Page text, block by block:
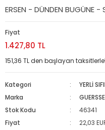
ERSEN - DÜNDEN BUGÜNE -
Fiyat
1.427,80 TL
151,36 TL den başlayan
Kategori
YERLİ
Marka
Stok Kodu
46341
Fiyat
22,03